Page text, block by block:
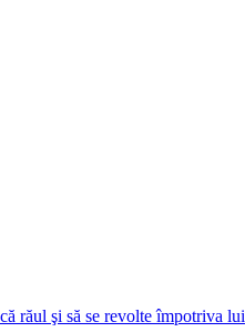
răul şi să se revolte împotriva lui